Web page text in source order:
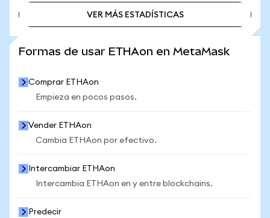
VER MÁS ESTADÍSTICAS
Formas de usar ETHAon en MetaMask
Comprar ETHAon
Empieza en pocos pasos.
Vender ETHAon
Cambia ETHAon por efectivo.
Intercambiar ETHAon
Intercambia ETHAon en y entre blockchains.
Predecir